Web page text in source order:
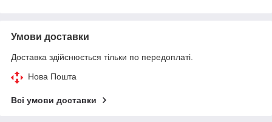
Умови доставки
Доставка здійснюється тільки по передоплаті.
Нова Пошта
Всі умови доставки